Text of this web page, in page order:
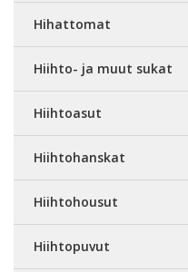
Hihattomat
Hiihto- ja muut sukat
Hiihtoasut
Hiihtohanskat
Hiihtohousut
Hiihtopuvut